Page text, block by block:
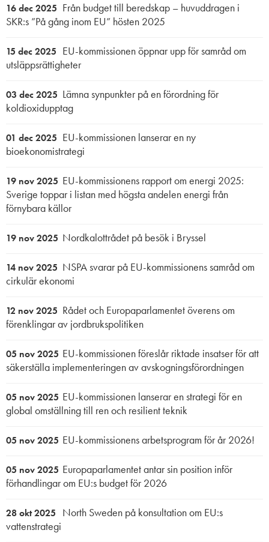
16 dec 2025 Från budget till beredskap – huvuddragen i
SKR:s ”På gång inom EU” hösten 2025
15 dec 2025 EU-kommissionen öppnar upp för samråd om
utsläppsrättigheter
03 dec 2025 Lämna synpunkter på en förordning för
koldioxidupptag
01 dec 2025 EU-kommissionen lanserar en ny
bioekonomistrategi
19 nov 2025 EU-kommissionens rapport om energi 2025:
Sverige toppar i listan med högsta andelen energi från
förnybara källor
19 nov 2025 Nordkalottrådet på besök i Bryssel
14 nov 2025 NSPA svarar på EU-kommissionens samråd om
cirkulär ekonomi
12 nov 2025 Rådet och Europaparlamentet överens om
förenklingar av jordbrukspolitiken
05 nov 2025 EU-kommissionen föreslår riktade insatser för att
säkerställa implementeringen av avskogningsförordningen
05 nov 2025 EU-kommissionen lanserar en strategi för en
global omställning till ren och resilient teknik
05 nov 2025 EU-kommissionens arbetsprogram för år 2026!
05 nov 2025 Europaparlamentet antar sin position inför
förhandlingar om EU:s budget för 2026
28 okt 2025
North Sweden på konsultation om EU:s
vattenstrategi